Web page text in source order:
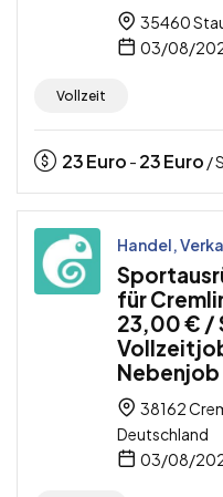
35460
03/08/
Vollzeit
23Euro - 23Euro /
Handel,
für
23,00 € /
Nebenjob
38162
Deutschland
03/08/